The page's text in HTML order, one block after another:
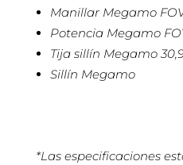
Manillar Megamo
Potencia Megamo
Tija sillín Megamo
Sillín Megamo
*Las especificaciones